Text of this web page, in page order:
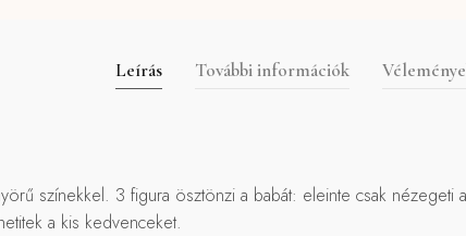
Leírás További információk
színekkel. 3 figura ösztönzi a babát: eleinte csak
a kis kedvenceket.